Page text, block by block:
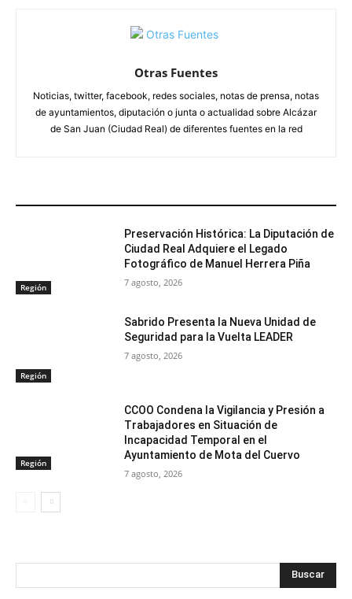
Otras Fuentes
Noticias, twitter, facebook, redes sociales, notas de prensa, notas
de ayuntamientos, diputación o junta o actualidad sobre Alcázar
de San Juan (Ciudad Real) de diferentes fuentes en la red
Región
Preservación Histórica: La Diputación de
Ciudad Real Adquiere el Legado
Fotográfico de Manuel Herrera Piña
7 agosto, 2026
Región
Sabrido Presenta la Nueva Unidad de
Seguridad para la Vuelta LEADER
7 agosto, 2026
Región
CCOO Condena la Vigilancia y Presión a
Trabajadores en Situación de
Incapacidad Temporal en el
Ayuntamiento de Mota del Cuervo
7 agosto, 2026
Buscar